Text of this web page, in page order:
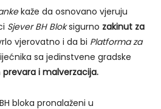
kaže da osnovano vjeruju
Sjever BH Bloksigurno zakinut za
vjerovatno i da bi Platforma za
sa jedinstvene gradske
prevara i malverzacija.
bloka pronalaženi u